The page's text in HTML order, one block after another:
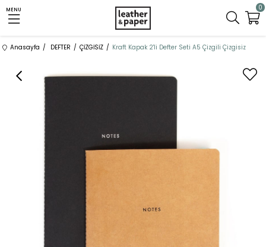
MENU 0
Anasayfa DEFTER ÇİZGİSİZ Kraft Kapak 2'li Defter Seti A5 Çizgili Çizgisiz